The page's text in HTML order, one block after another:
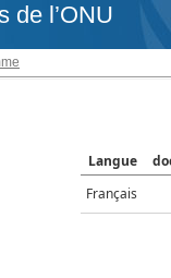
de l’ONU
Langue
Français